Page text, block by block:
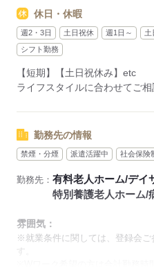
※勤務時間は施設によって異な
「土日祝は休みたい」
「もう少し遅い時間から始めた
ご希望にあったお仕事をご案内
き、
お仕事に慣れてからの夜勤に
応
休日・休暇
週2・3日 土日祝休 週1日～ 土
シフト勤務
【短期】【土日祝休み】etc
ライフスタイルに合わせてご
勤務先の情報
禁煙・分煙 派遣活躍中 社会保険
勤務先： 有料老人ホーム/デイ
特別養護老人ホーム/
雰囲気：
※就業条件に関しては、登録会ご
す。